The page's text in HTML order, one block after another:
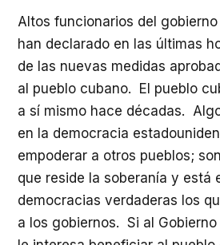
Altos funcionarios del
han declarado en las últimas
de las nuevas medidas
al pueblo cubano. El pueblo
a sí mismo hace décadas.
en la democracia
empoderar a otros pueblos;
que reside la soberanía y está
democracias verdaderas los
a los gobiernos. Si al